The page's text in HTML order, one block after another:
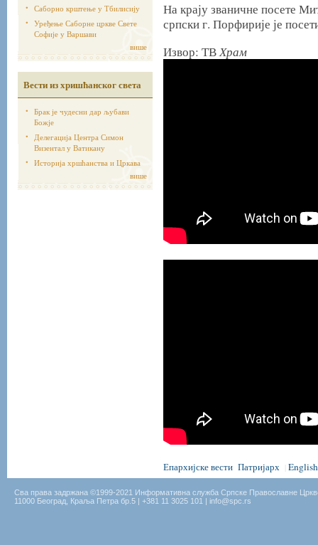
Саборно крштење у Тбилисију
Уређење Саборне цркве Свете
Софије у Варшави
више
Вести из хришћанског света
Брак је чудесни дар љубави
Божје
Делегација Центра Симон
Визентал у Ватикану
Историја хршћанства и Цркава
више
На крају званичне посете
српски г. Порфирије је
Извор: ТВХрам
Епархијске вести Патријарх English
Сва права задржана ©1999-2021 Информативна служба Српске Православне
11000 Београд, Краља Петра бр.5 | +381 11 3025 101 | info@spc.rs